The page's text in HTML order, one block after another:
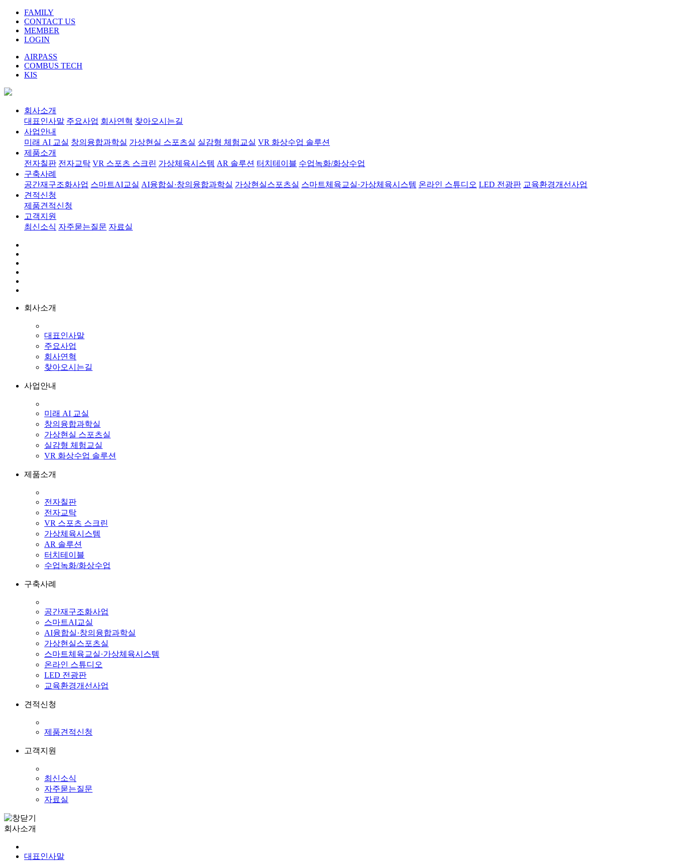
FAMILY
CONTACT US
MEMBER
LOGIN
AIRPASS
COMBUS TECH
KIS
회사소개
대표인사말 주요사업 회사연혁 찾아오시는길
사업안내
미래 AI 교실 창의융합과학실 가상현실 스포츠실 실감형 체험교실 VR 화상수업 솔루션
제품소개
전자칠판 전자교탁 VR 스포츠 스크린 가상체육시스템 AR 솔루션 터치테이블 수업녹화/화상수업
구축사례
공간재구조화사업 스마트AI교실 AI융합실·창의융합과학실 가상현실스포츠실 스마트체육교실·가상체육시스템 온라인 스튜디오 LED 전광판 교육환경개선사업
견적신청
제품견적신청
고객지원
최신소식 자주묻는질문 자료실
회사소개
대표인사말
주요사업
회사연혁
찾아오시는길
사업안내
미래 AI 교실
창의융합과학실
가상현실 스포츠실
실감형 체험교실
VR 화상수업 솔루션
제품소개
전자칠판
전자교탁
VR 스포츠 스크린
가상체육시스템
AR 솔루션
터치테이블
수업녹화/화상수업
구축사례
공간재구조화사업
스마트AI교실
AI융합실·창의융합과학실
가상현실스포츠실
스마트체육교실·가상체육시스템
온라인 스튜디오
LED 전광판
교육환경개선사업
견적신청
제품견적신청
고객지원
최신소식
자주묻는질문
자료실
회사소개
대표인사말